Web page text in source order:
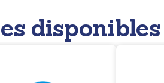
disponibles